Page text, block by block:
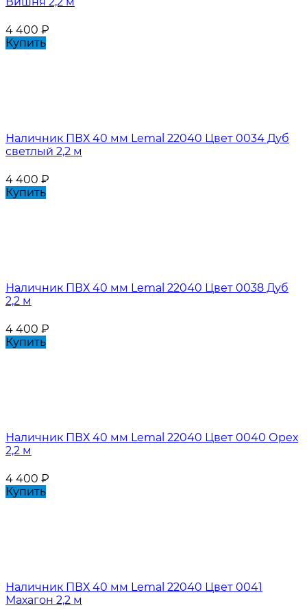
4 400 ₽
Купить
Наличник ПВХ 40 мм Lemal 22040 Цвет 0034 Дуб
светлый 2,2 м
4 400 ₽
Купить
Наличник ПВХ 40 мм Lemal 22040 Цвет 0038 Дуб
2,2 м
4 400 ₽
Купить
Наличник ПВХ 40 мм Lemal 22040 Цвет 0040 Орех
2,2 м
4 400 ₽
Купить
Наличник ПВХ 40 мм Lemal 22040 Цвет 0041
Махагон 2,2 м